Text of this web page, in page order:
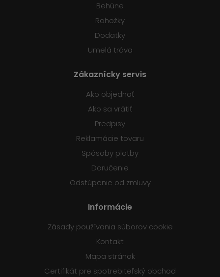
Behúne
Rohožky
Dodatky
Umelá tráva
Zákaznícky servis
Ako objednať
Ako sa vrátiť
Predpisy
Reklamácie tovaru
Spôsoby platby
Doručenie
Odstúpenie od zmluvy
Informácie
Zásady používania súborov cookie
Kontakt
Mapa stránok
Certifikát pre spotrebiteľský obchod